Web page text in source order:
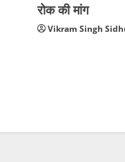
रोक की मांग
Vikram Singh